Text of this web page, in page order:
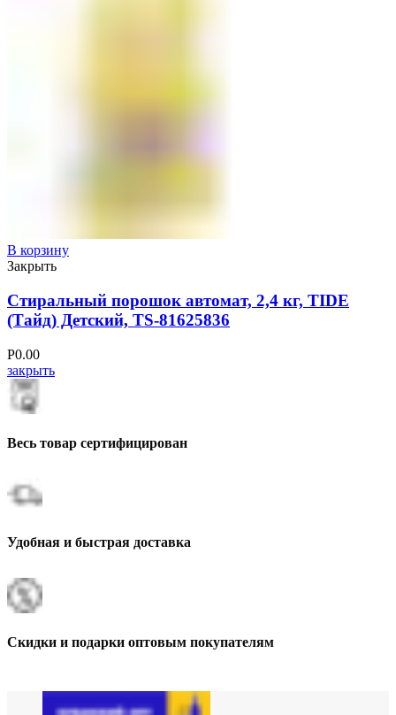
В корзину
Закрыть
Стиральный порошок автомат, 2,4 кг, TIDE
(Тайд) Детский, TS-81625836
Р0.00
закрыть
Весь товар сертифицирован
Удобная и быстрая доставка
Скидки и подарки оптовым покупателям